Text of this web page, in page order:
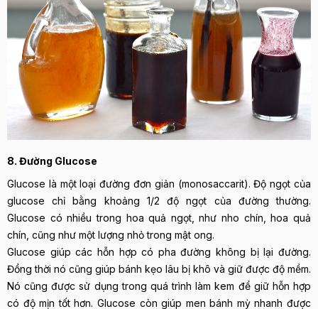
8. Đường Glucose
Glucose là một loại đường đơn giản (monosaccarit). Độ ngọt của
glucose chỉ bằng khoảng 1/2 độ ngọt của đường thường.
Glucose có nhiều trong hoa quả ngọt, như nho chín, hoa quả
chín, cũng như một lượng nhỏ trong mật ong.
Glucose giúp các hỗn hợp có pha đường không bị lại đường.
Đồng thời nó cũng giúp bánh kẹo lâu bị khô và giữ được độ mềm.
Nó cũng được sử dụng trong quá trình làm kem để giữ hỗn hợp
có độ mịn tốt hơn. Glucose còn giúp men bánh mỳ nhanh được